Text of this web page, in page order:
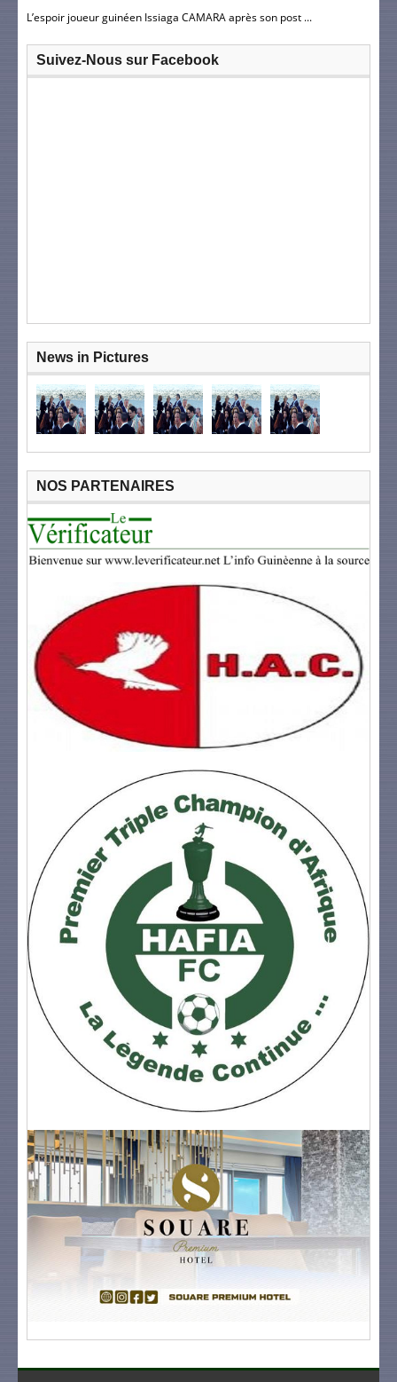
L’espoir joueur guinéen Issiaga CAMARA après son post ...
Suivez-Nous sur Facebook
News in Pictures
NOS PARTENAIRES